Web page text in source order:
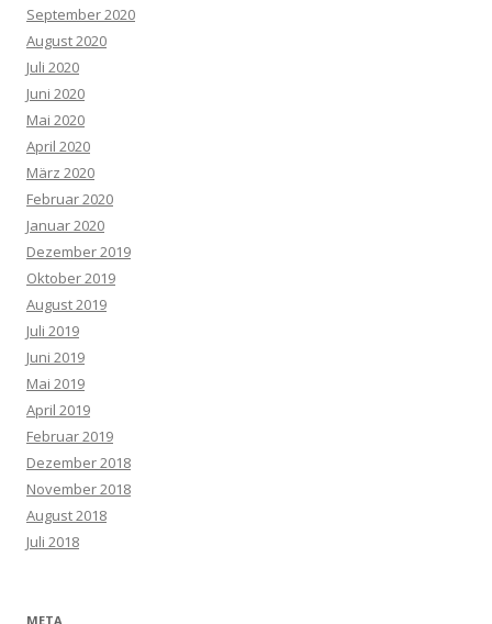
September 2020
August 2020
Juli 2020
Juni 2020
Mai 2020
April 2020
März 2020
Februar 2020
Januar 2020
Dezember 2019
Oktober 2019
August 2019
Juli 2019
Juni 2019
Mai 2019
April 2019
Februar 2019
Dezember 2018
November 2018
August 2018
Juli 2018
META